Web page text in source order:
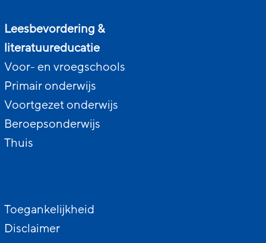
Leesbevordering &
literatuureducatie
Voor- en vroegschools
Primair onderwijs
Voortgezet onderwijs
Beroepsonderwijs
Thuis
Toegankelijkheid
Disclaimer